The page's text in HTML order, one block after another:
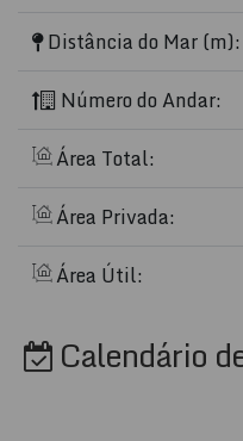
Distância do Mar (m):
Número do Andar:
Área Total:
Área Privada:
Área Útil:
Calendário